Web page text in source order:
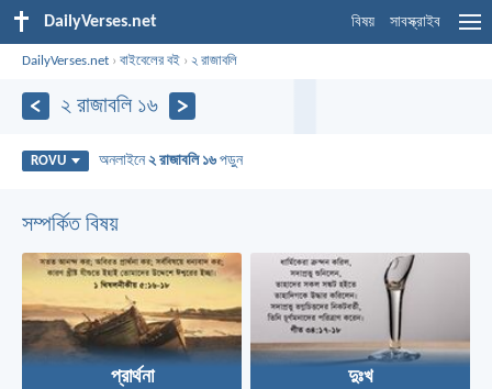
DailyVerses.net বিষয় সাবস্ক্রাইব
DailyVerses.net ›বাইবেলের বই ›২ রাজাবলি
২ রাজাবলি ১৬
ROVU অনলাইনে২ রাজাবলি ১৬ পড়ুন
সম্পর্কিত বিষয়
প্রার্থনা দুঃখ